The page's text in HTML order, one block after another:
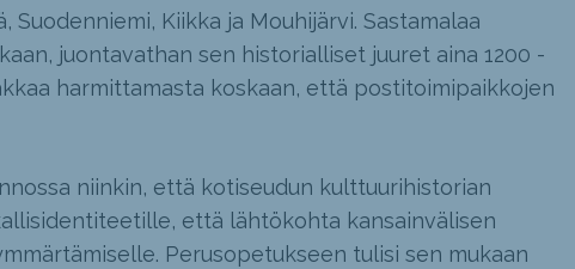
Suodenniemi, Kiikka ja Mouhijärvi. Sastamalaa
juontavathan sen historialliset juuret aina 1200 -
harmittamasta koskaan, että postitoimipaikkojen
niinkin, että kotiseudun kulttuurihistorian
että lähtökohta kansainvälisen
Perusopetukseen tulisi sen mukaan